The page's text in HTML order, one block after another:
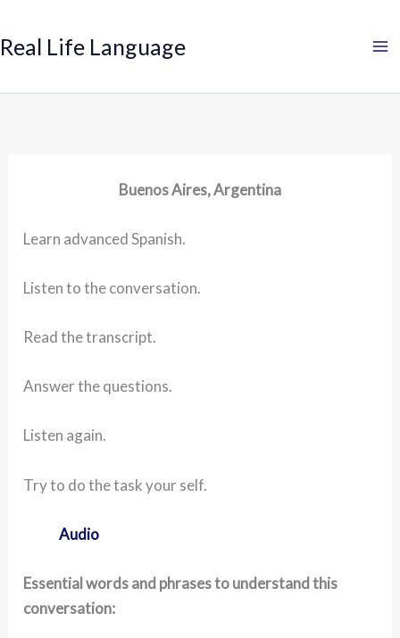
to
content
Real Life Language
Buenos Aires, Argentina
Learn advanced Spanish.
Listen to the conversation.
Read the transcript.
Answer the questions.
Listen again.
Try to do the task your self.
Audio
Essential words and phrases to understand this
conversation: